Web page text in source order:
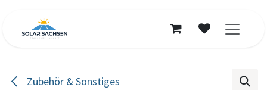
Zubehör & Sonstiges